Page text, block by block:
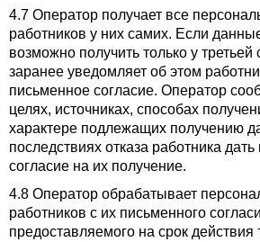
4.7 Оператор получает все
работников у них самих. Если
возможно получить только у
заранее уведомляет об этом
письменное согласие. Оператор
целях, источниках, способах
характере подлежащих получению
последствиях отказа работника
согласие на их получение.
4.8 Оператор обрабатывает
работников с их письменного
предоставляемого на срок действия